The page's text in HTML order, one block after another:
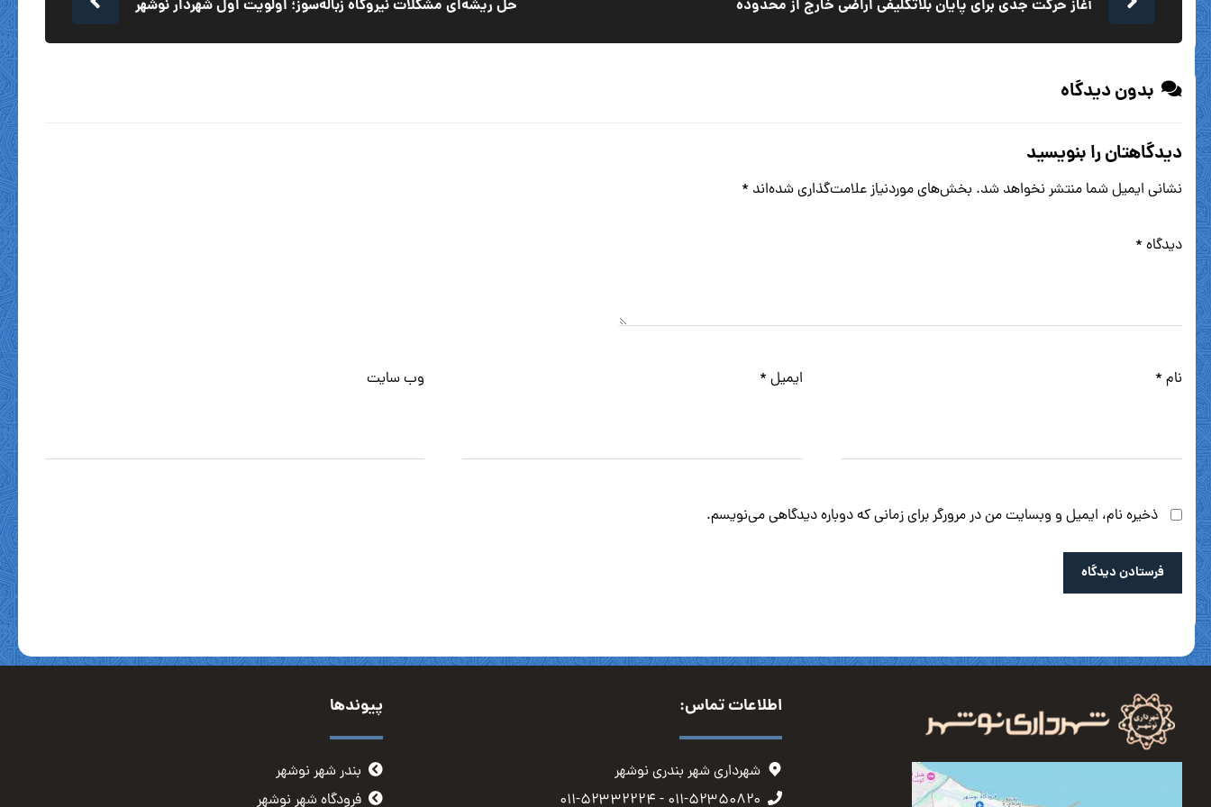
آغاز حرکت جدی برای پایان بلاتکلیفی اراضی خارج از محدوده حل ریشه‌ای مشکلات نیروگاه زباله‌سوز؛ اولویت اول شهردار نوشهر
بدون دیدگاه
دیدگاهتان را بنویسید
نشانی ایمیل شما منتشر نخواهد شد. بخش‌های موردنیاز علامت‌گذاری شده‌اند *
دیدگاه *
نام * ایمیل * وب‌ سایت
ذخیره نام، ایمیل و وبسایت من در مرورگر برای زمانی که دوباره دیدگاهی می‌نویسم.
فرستادن دیدگاه
اطلاعات تماس:
شهرداری شهر بندری نوشهر
۰۱۱-۵۲۳۵۰۸۲۰ - ۰۱۱-۵۲۳۳۲۲۲۴
پیوندها
بندر شهر نوشهر
فرودگاه شهر نوشهر